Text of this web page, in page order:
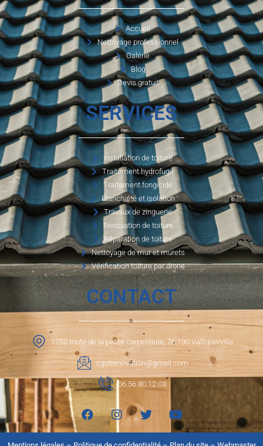
Accueil
Nettoyage professionnel
Galerie
Blog
Devis gratuit
SERVICES
Installation de toiture
Traitement hydrofuge
Traitement fongicide
Etanchiété et isolation
Travaux de zinguerie
Rénovation de toiture
Réparation de toiture
Nettoyage de mur et murets
Vérification toiture par drone
CONTACT
1750 route de la petite carpenterie, 76 190 Valliquerville
cgotrenovation@gmail.com
06.56.80.12.03